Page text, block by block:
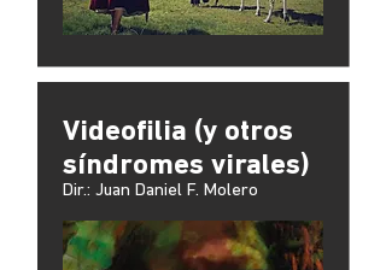
Videofilia (y otros
síndromes virales)
Dir.: Juan Daniel F. Molero